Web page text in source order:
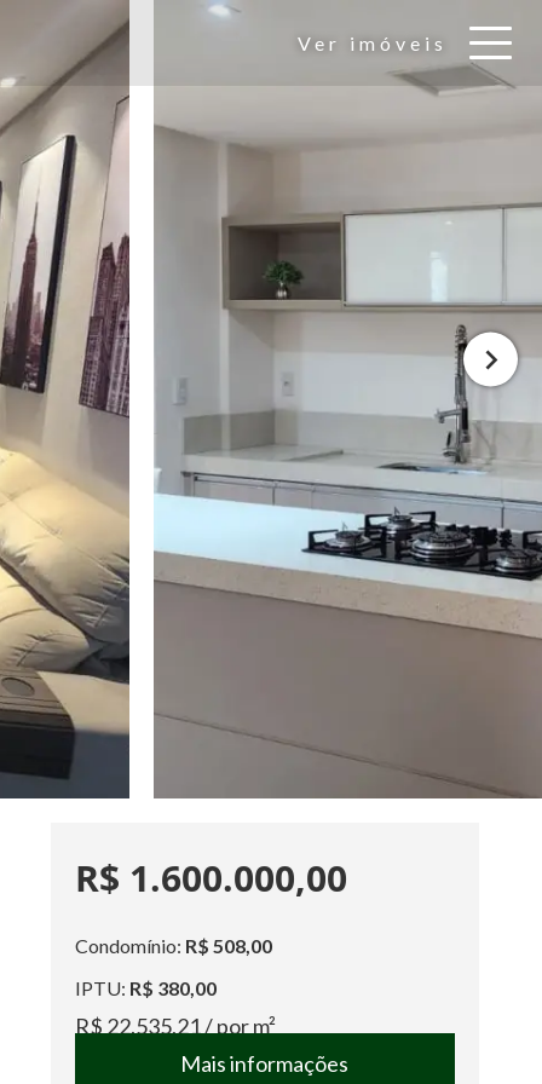
Ver imóveis
R$ 1.600.000,00
Condomínio: R$ 508,00
IPTU: R$ 380,00
R$ 22.535,21/ por m²
Mais informações